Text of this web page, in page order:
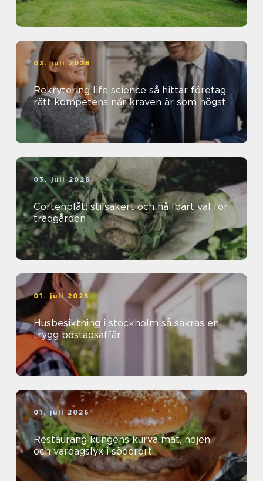
03. juli 2026
Rekrytering life science så hittar företag
rätt kompetens när kraven är som högst
03. juli 2026
Cortenplåt: stilsäkert och hållbart val för
trädgården
01. juli 2026
Husbesiktning i stockholm så säkras en
trygg bostadsaffär
01. juli 2026
Restaurang kungens kurva mat, nöjen
och vardagslyx i söderort